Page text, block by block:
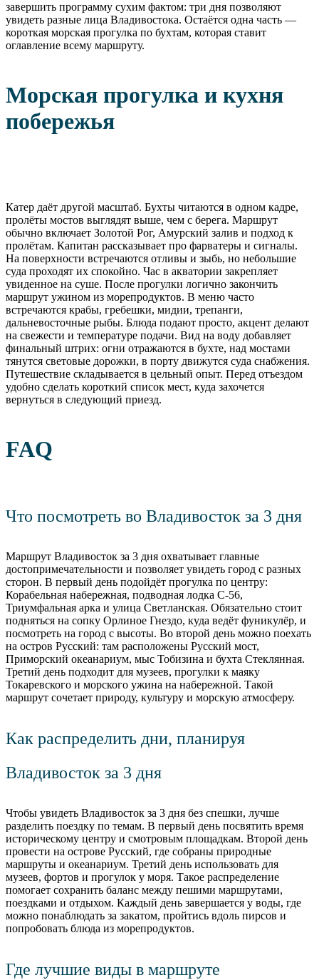
завершить программу сухим фактом: три дня позволяют
увидеть разные лица Владивостока. Остаётся одна часть —
короткая морская прогулка по бухтам, которая ставит
оглавление всему маршруту.
Морская прогулка и кухня
побережья
Катер даёт другой масштаб. Бухты читаются в одном кадре,
пролёты мостов выглядят выше, чем с берега. Маршрут
обычно включает Золотой Рог, Амурский залив и подход к
пролётам. Капитан рассказывает про фарватеры и сигналы.
На поверхности встречаются отливы и зыбь, но небольшие
суда проходят их спокойно. Час в акватории закрепляет
увиденное на суше. После прогулки логично закончить
маршрут ужином из морепродуктов. В меню часто
встречаются крабы, гребешки, мидии, трепанги,
дальневосточные рыбы. Блюда подают просто, акцент делают
на свежести и температуре подачи. Вид на воду добавляет
финальный штрих: огни отражаются в бухте, над мостами
тянутся световые дорожки, в порту движутся суда снабжения.
Путешествие складывается в цельный опыт. Перед отъездом
удобно сделать короткий список мест, куда захочется
вернуться в следующий приезд.
FAQ
Что посмотреть во Владивосток за 3 дня
Маршрут Владивосток за 3 дня охватывает главные
достопримечательности и позволяет увидеть город с разных
сторон. В первый день подойдёт прогулка по центру:
Корабельная набережная, подводная лодка С-56,
Триумфальная арка и улица Светланская. Обязательно стоит
подняться на сопку Орлиное Гнездо, куда ведёт фуникулёр, и
посмотреть на город с высоты. Во второй день можно поехать
на остров Русский: там расположены Русский мост,
Приморский океанариум, мыс Тобизина и бухта Стеклянная.
Третий день подходит для музеев, прогулки к маяку
Токаревского и морского ужина на набережной. Такой
маршрут сочетает природу, культуру и морскую атмосферу.
Как распределить дни, планируя
Владивосток за 3 дня
Чтобы увидеть Владивосток за 3 дня без спешки, лучше
разделить поездку по темам. В первый день посвятить время
историческому центру и смотровым площадкам. Второй день
провести на острове Русский, где собраны природные
маршруты и океанариум. Третий день использовать для
музеев, фортов и прогулок у моря. Такое распределение
помогает сохранить баланс между пешими маршрутами,
поездками и отдыхом. Каждый день завершается у воды, где
можно понаблюдать за закатом, пройтись вдоль пирсов и
попробовать блюда из морепродуктов.
Где лучшие виды в маршруте